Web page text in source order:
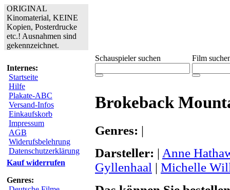
ORIGINAL
Kinomaterial, KEINE
Kopien, Posterdrucke
etc.! Ausnahmen sind
gekennzeichnet.
Internes:
Startseite
Hilfe
Plakate-ABC
Versand-Infos
Einkaufskorb
Impressum
AGB
Widerufsbelehrung
Datenschutzerklärung
Kauf widerrufen
Genres:
Schauspieler suchen Film
Brokeback
Genres: |
Darsteller: | Anne
Gyllenhaal | Michelle